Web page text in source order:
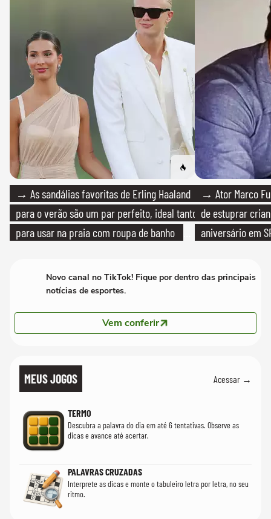
→ As sandálias favoritas de Erling Haaland
para o verão são um par perfeito, ideal tanto
para usar na praia com roupa de banho
→ Ator Marco
de estuprar
aniversário em
Novo canal no TikTok! Fique por dentro das principais
notícias de esportes.
Vem conferir
MEUS JOGOS Acessar →
TERMO
Descubra a palavra do dia em até 6 tentativas. Observe as
dicas e avance até acertar.
PALAVRAS CRUZADAS
Interprete as dicas e monte o tabuleiro letra por letra, no seu
ritmo.